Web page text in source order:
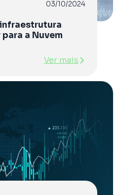
03/10/2024
a Nuvem
Ver mais